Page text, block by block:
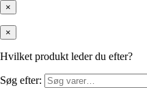
×
×
Hvilket produkt leder du efter?
Søg efter: